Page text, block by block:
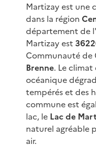
Martizay est une
dans la région
département de l'
Martizay est
Communauté de
Brenne. Le
océanique
tempérés et des
commune est
lac, le Lac de
naturel agréable
air.